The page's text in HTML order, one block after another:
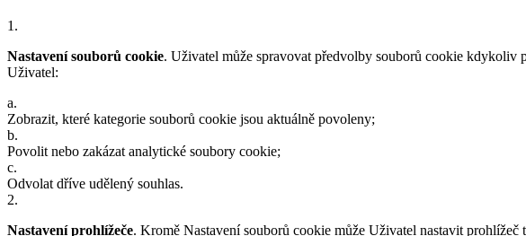
1 .
Nastavení souborů cookie. Uživatel může spravovat předvolby souborů cookie kdykoliv
Uživatel:
a.
Zobrazit, které kategorie souborů cookie jsou aktuálně povoleny;
b.
Povolit nebo zakázat analytické soubory cookie;
c.
Odvolat dříve udělený souhlas.
2.
Nastavení prohlížeče. Kromě Nastavení souborů cookie může Uživatel nastavit